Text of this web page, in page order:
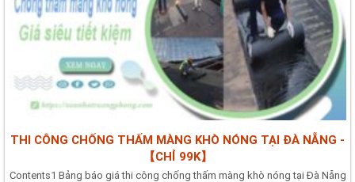
THI CÔNG CHỐNG THẤM MÀNG KHÒ NÓNG TẠI ĐÀ NẴNG -
【CHỈ 99K】
Contents1 Bảng báo giá thi công chống thấm màng khò nóng tại Đà Nẵng